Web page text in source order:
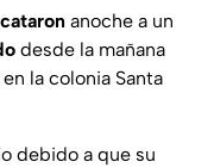
anoche a un
desde la mañana
la colonia Santa
debido a que su